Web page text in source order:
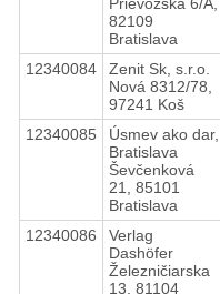
82109
Bratislava
12340084
Zenit Sk, s.r.o.
Nová 8312/78,
97241 Koš
12340085
Úsmev ako dar,
Bratislava
Ševčenková
21, 85101
Bratislava
12340086
Verlag
Dashöfer
Železničiarska
13, 81104